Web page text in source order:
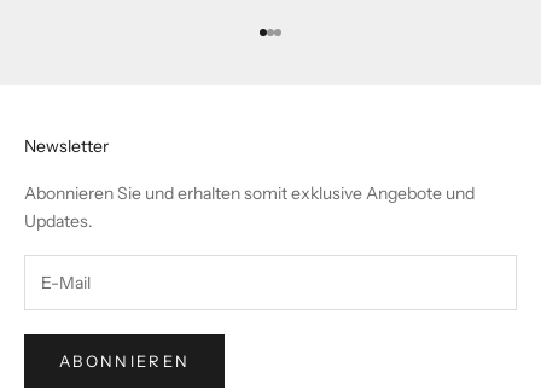
Gehe zu Element 1
Gehe zu Element 2
Gehe zu Element 3
Newsletter
Abonnieren Sie und erhalten somit exklusive Angebote und
Updates.
ABONNIEREN